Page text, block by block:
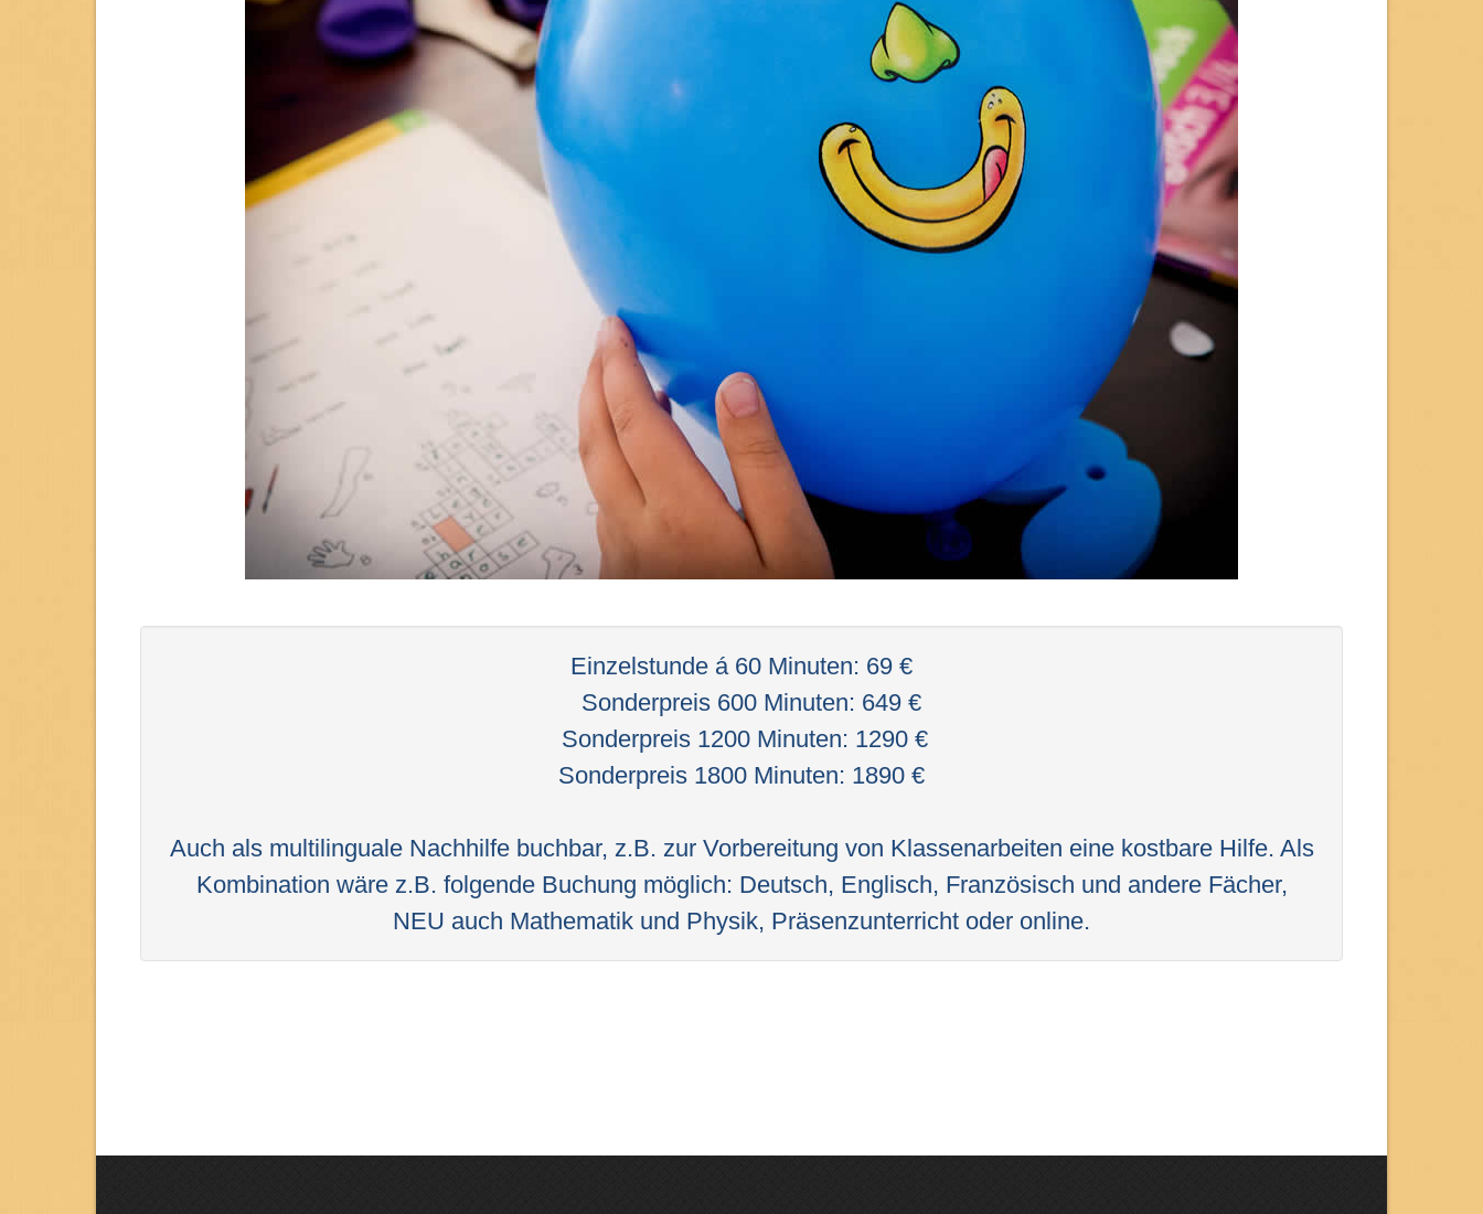
Einzelstunde á 60 Minuten: 69 €
Sonderpreis 600 Minuten: 649 €
Sonderpreis 1200 Minuten: 1290 €
Sonderpreis 1800 Minuten: 1890 €
Auch als multilinguale Nachhilfe buchbar, z.B. zur Vorbereitung von Klassenarbeiten eine kostbare Hilfe. Als
Kombination wäre z.B. folgende Buchung möglich: Deutsch, Englisch, Französisch und andere Fächer,
NEU auch Mathematik und Physik, Präsenzunterricht oder online.